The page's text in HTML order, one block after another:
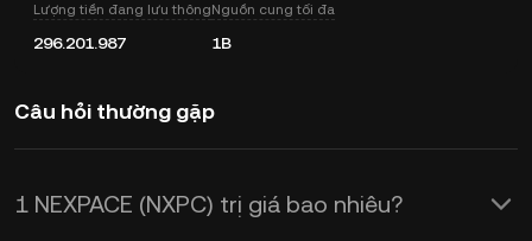
Lượng tiền đang lưu thông
296.201.987
Nguồn cung tối đa
1B
Câu hỏi thường gặp
1 NEXPACE (NXPC) trị giá bao nhiêu?